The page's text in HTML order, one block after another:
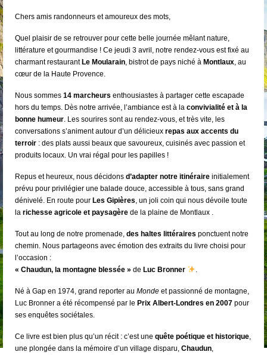
Chers amis randonneurs et amoureux des mots,
Quel plaisir de se retrouver pour cette belle journée mêlant nature,
littérature et gourmandise ! Ce jeudi 3 avril, notre rendez-vous est fixé au
charmant restaurantLe Moularain , bistrot de pays niché à Montlaux , au
cœur de la Haute Provence.
Nous sommes 14 marcheurs enthousiastes à partager cette escapade
hors du temps. Dès notre arrivée, l’ambiance est à la convivialité et à la
bonne humeur . Les sourires sont au rendez-vous, et très vite, les
conversations s’animent autour d’un délicieux repas aux accents du
terroir : des plats aussi beaux que savoureux, cuisinés avec passion et
produits locaux. Un vrai régal pour les papilles !
Repus et heureux, nous décidons d’adapter notre itinéraire initialement
prévu pour privilégier une balade douce, accessible à tous, sans grand
dénivelé. En route pour Les Gipières , un joli coin qui nous dévoile toute
la richesse agricole et paysagère de la plaine de Montlaux .
Tout au long de notre promenade, des haltes littéraires ponctuent notre
chemin. Nous partageons avec émotion des extraits du livre choisi pour
l’occasion :
« Chaudun, la montagne blessée » de Luc Bronner
Né à Gap en 1974, grand reporter au Monde et passionné de montagne,
Luc Bronner a été récompensé par le Prix Albert-Londres en 2007 pour
ses enquêtes sociétales.
Ce livre est bien plus qu’un récit : c’est une quête poétique et historique
une plongée dans la mémoire d’un village disparu, Chaudun